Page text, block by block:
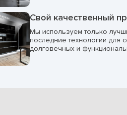
Свой качественный
Мы используем только
последние технологии для
долговечных и